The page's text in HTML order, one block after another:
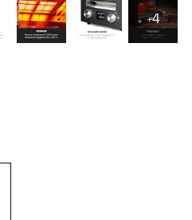
+4